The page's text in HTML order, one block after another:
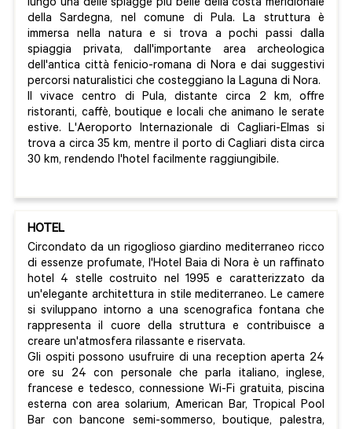
lungo una delle spiagge più belle della costa meridionale
della Sardegna, nel comune di Pula. La struttura è
immersa nella natura e si trova a pochi passi dalla
spiaggia privata, dall'importante area archeologica
dell'antica città fenicio-romana di Nora e dai suggestivi
percorsi naturalistici che costeggiano la Laguna di Nora.
Il vivace centro di Pula, distante circa 2 km, offre
ristoranti, caffè, boutique e locali che animano le serate
estive. L'Aeroporto Internazionale di Cagliari-Elmas si
trova a circa 35 km, mentre il porto di Cagliari dista circa
30 km, rendendo l'hotel facilmente raggiungibile.
HOTEL
Circondato da un rigoglioso giardino mediterraneo ricco
di essenze profumate, l'Hotel Baia di Nora è un raffinato
hotel 4 stelle costruito nel 1995 e caratterizzato da
un'elegante architettura in stile mediterraneo. Le camere
si sviluppano intorno a una scenografica fontana che
rappresenta il cuore della struttura e contribuisce a
creare un'atmosfera rilassante e riservata.
Gli ospiti possono usufruire di una reception aperta 24
ore su 24 con personale che parla italiano, inglese,
francese e tedesco, connessione Wi-Fi gratuita, piscina
esterna con area solarium, American Bar, Tropical Pool
Bar con bancone semi-sommerso, boutique, palestra,